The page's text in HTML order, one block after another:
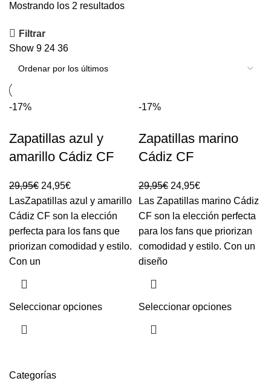
Categorías
Mostrando los 2 resultados
Filtrar
Show 9 24 36
-17%
Zapatillas azul y
amarillo Cádiz CF
29,95€ 24,95€
LasZapatillas azul y amarillo
Cádiz CF son la elección
perfecta para los fans que
priorizan comodidad y estilo.
Con un
Seleccionar opciones
-17%
Zapatillas marino
Cádiz CF
29,95€ 24,95€
Las Zapatillas marino Cádiz
CF son la elección perfecta
para los fans que priorizan
comodidad y estilo. Con un
diseño
Seleccionar opciones